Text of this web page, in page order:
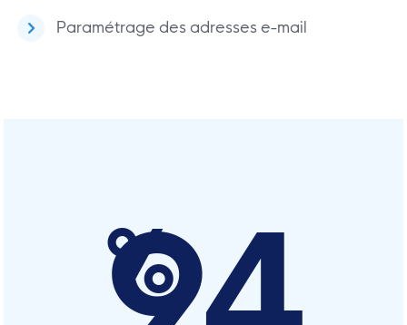
Paramétrage des adresses e-mail
%